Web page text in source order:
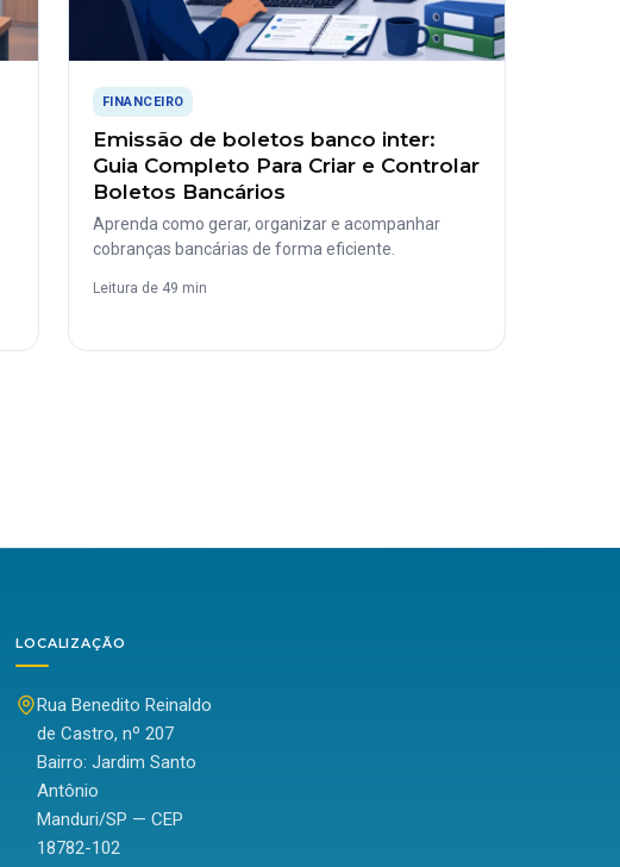
FINANCEIRO
Emissão de boletos banco inter:
Guia Completo Para Criar e Controlar
Boletos Bancários
Aprenda como gerar, organizar e acompanhar
cobranças bancárias de forma eficiente.
Leitura de 49 min
LOCALIZAÇÃO
Rua Benedito Reinaldo
de Castro, nº 207
Bairro: Jardim Santo
Antônio
Manduri/SP — CEP
18782-102